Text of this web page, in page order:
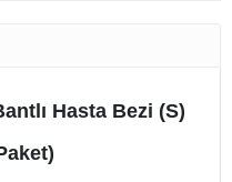
Hasta Bezi (S)